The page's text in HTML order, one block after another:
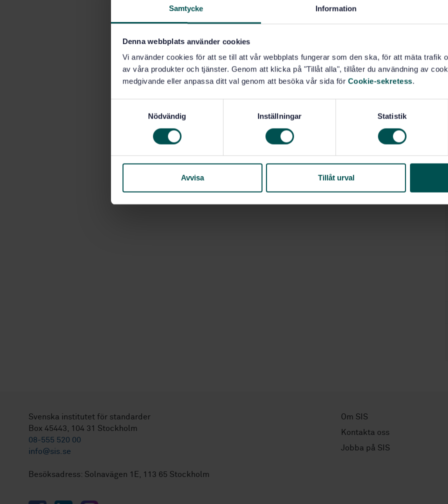
Samtycke Information
Denna webbplats använder cookies
Vi använder cookies för att se till att vår webbplats fungerar som den ska, för att mäta trafik
av våra produkter och tjänster. Genom att klicka på "Tillåt alla", tillåter du användning av
medgivande eller anpassa ditt val genom att besöka vår sida för Cookie-sekretess.
s
Nödvändig Inställningar Statistik
Avvisa Tillåt urval
Svenska institutet för standarder
Box 45443, 104 31 Stockholm
08-555 520 00
info@sis.se
Besöksadress: Solnavägen 1E, 113 65 Stockholm
Om SIS
Kontakta oss
Jobba på SIS